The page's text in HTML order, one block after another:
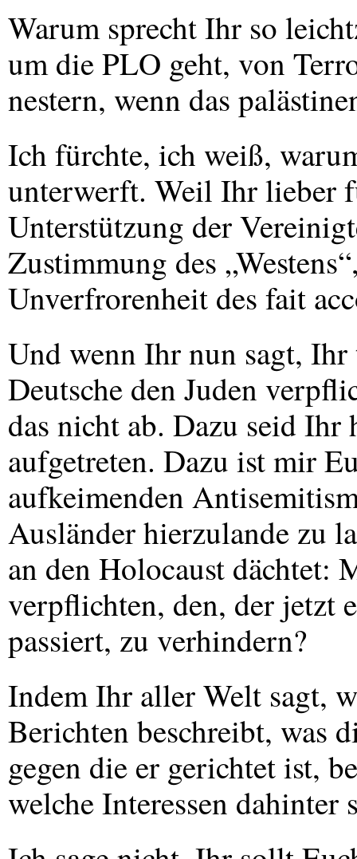
Warum sprecht Ihr so
um diePLO geht, von
nestern, wenn das
Ich fürchte, ich weiß,
unterwerft. Weil Ihr lieber
Unterstützung der
Zustimmung des
Unverfrorenheit des fait
Und wenn Ihr nun sagt,
Deutsche den Juden
das nicht ab. Dazu seid
aufgetreten. Dazu ist mir
aufkeimenden
Ausländer hierzulande zu
an den Holocaust dächtet:
verpflichten, den, der jetzt
passiert, zu verhindern?
Indem Ihr aller Welt sagt,
Berichten beschreibt, was
gegen die er gerichtet ist,
welche Interessen dahinter